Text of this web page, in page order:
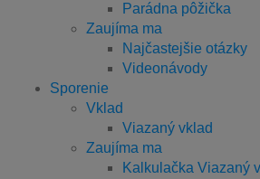
Parádna pôžička
Zaujíma ma
Najčastejšie otázky
Videonávody
Sporenie
Vklad
Viazaný vklad
Zaujíma ma
Kalkulačka Viazaný